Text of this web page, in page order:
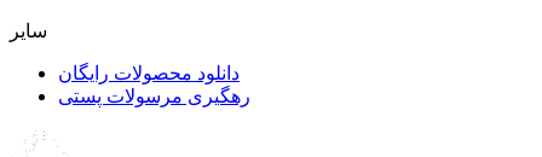
سایر
دانلود محصولات رایگان
رهگیری مرسولات پستی